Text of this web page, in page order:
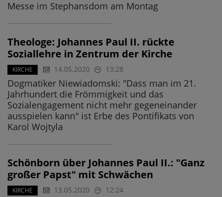
Messe im Stephansdom am Montag
Theologe: Johannes Paul II. rückte
Soziallehre in Zentrum der Kirche
KIRCHE 14.05.2020 13:28
Dogmatiker Niewiadomski: "Dass man im 21.
Jahrhundert die Frömmigkeit und das
Sozialengagement nicht mehr gegeneinander
ausspielen kann" ist Erbe des Pontifikats von
Karol Wojtyla
Schönborn über Johannes Paul II.: "Ganz
großer Papst" mit Schwächen
KIRCHE 13.05.2020 12:24